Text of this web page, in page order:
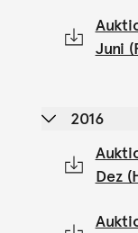
Juni
2016
Dez